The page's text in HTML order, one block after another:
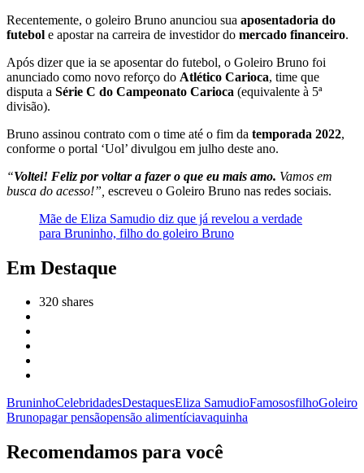
Recentemente, o goleiro Bruno anunciou sua aposentadoria do
futebol e apostar na carreira de investidor do mercado financeiro.
Após dizer que ia se aposentar do futebol, o Goleiro Bruno foi
anunciado como novo reforço do Atlético Carioca, time que
disputa a Série C do Campeonato Carioca (equivalente à 5ª
divisão).
Bruno assinou contrato com o time até o fim da temporada 2022,
conforme o portal ‘Uol’ divulgou em julho deste ano.
“Voltei! Feliz por voltar a fazer o que eu mais amo. Vamos em
busca do acesso!”, escreveu o Goleiro Bruno nas redes sociais.
Mãe de Eliza Samudio diz que já revelou a verdade
para Bruninho, filho do goleiro Bruno
Em Destaque
320 shares
BruninhoCelebridadesDestaquesEliza SamudioFamososfilhoGoleiro
Brunopagar pensãopensão alimentíciavaquinha
Recomendamos para você